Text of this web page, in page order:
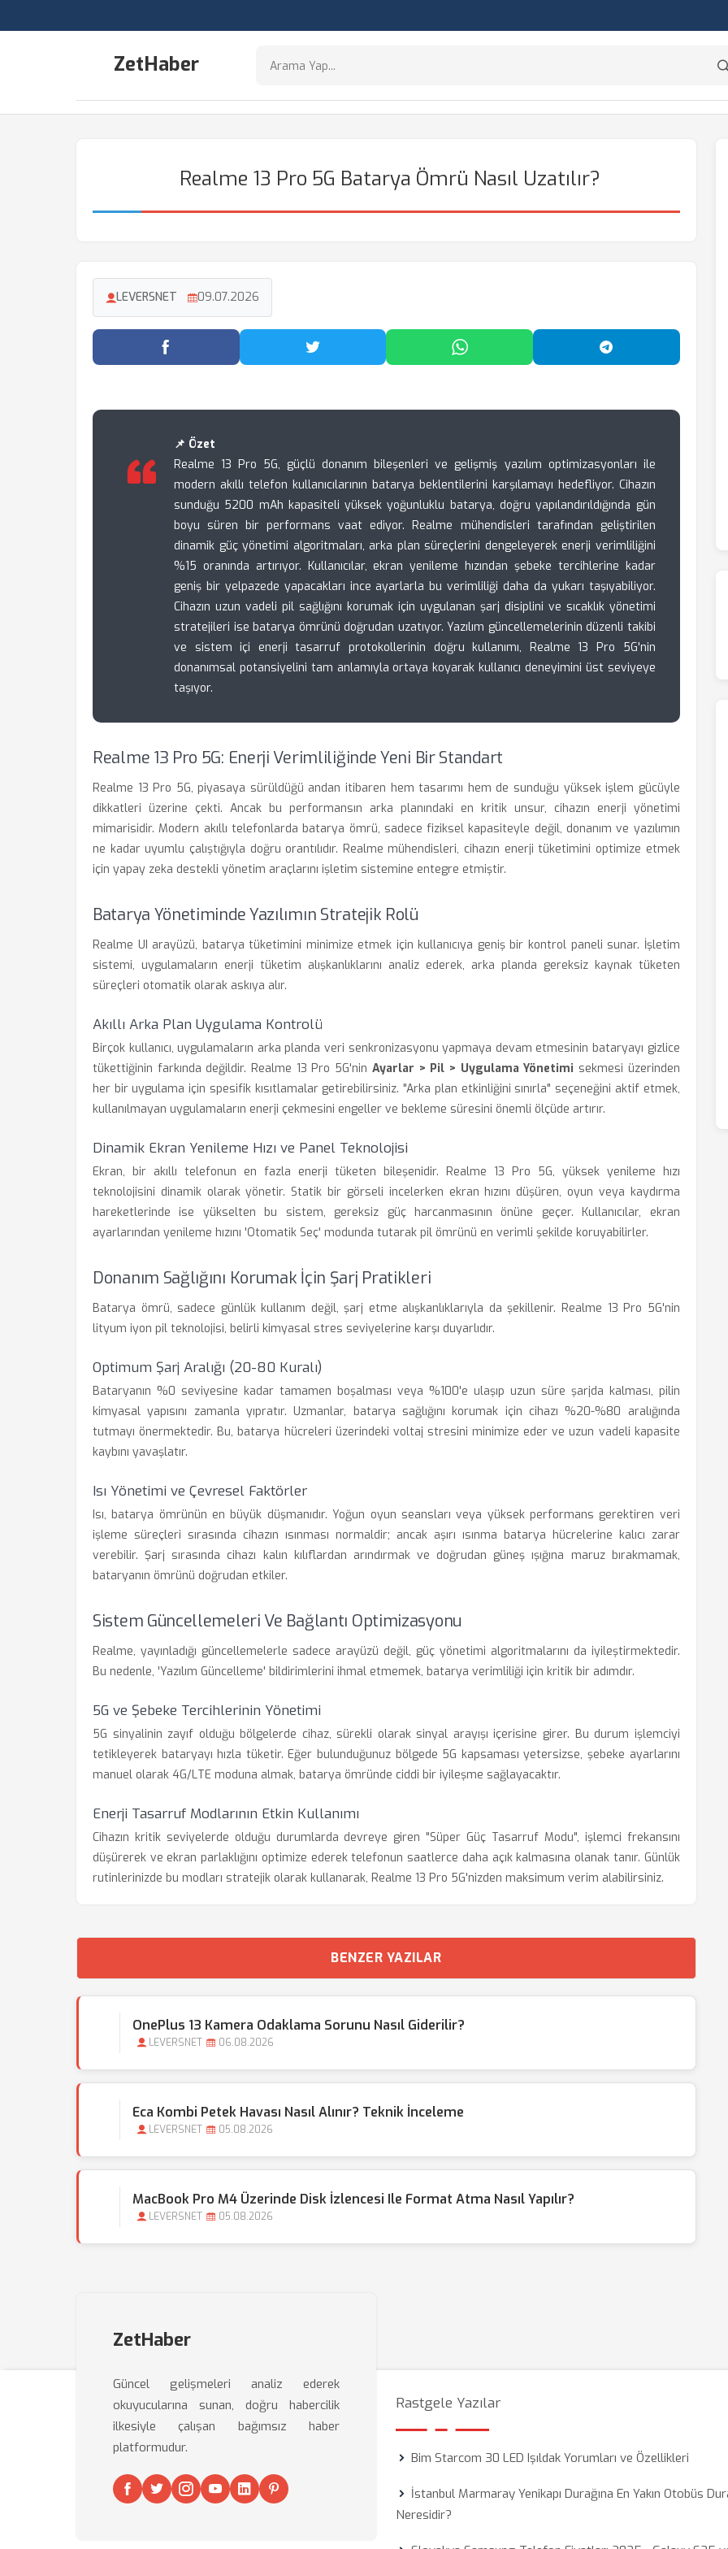
ZetHaber
Realme 13 Pro 5G Batarya Ömrü Nasıl Uzatılır?
LEVERSNET 09.07.2026
Facebook'ta Paylaş Twitter'da Paylaş WhatsApp'ta Paylaş Telegram'da
📌 Özet
Realme 13 Pro 5G, güçlü donanım bileşenleri ve gelişmiş yazılım optimizasyonları ile
modern akıllı telefon kullanıcılarının batarya beklentilerini karşılamayı hedefliyor. Cihazın
sunduğu 5200 mAh kapasiteli yüksek yoğunluklu batarya, doğru yapılandırıldığında gün
boyu süren bir performans vaat ediyor. Realme mühendisleri tarafından geliştirilen
dinamik güç yönetimi algoritmaları, arka plan süreçlerini dengeleyerek enerji verimliliğini
%15 oranında artırıyor. Kullanıcılar, ekran yenileme hızından şebeke tercihlerine kadar
geniş bir yelpazede yapacakları ince ayarlarla bu verimliliği daha da yukarı taşıyabiliyor.
Cihazın uzun vadeli pil sağlığını korumak için uygulanan şarj disiplini ve sıcaklık yönetimi
stratejileri ise batarya ömrünü doğrudan uzatıyor. Yazılım güncellemelerinin düzenli takibi
ve sistem içi enerji tasarruf protokollerinin doğru kullanımı, Realme 13 Pro 5G'nin
donanımsal potansiyelini tam anlamıyla ortaya koyarak kullanıcı deneyimini üst seviyeye
taşıyor.
Realme 13 Pro 5G: Enerji Verimliliğinde Yeni Bir Standart
Realme 13 Pro 5G, piyasaya sürüldüğü andan itibaren hem tasarımı hem de sunduğu yüksek işlem gücüyle
dikkatleri üzerine çekti. Ancak bu performansın arka planındaki en kritik unsur, cihazın enerji yönetimi
mimarisidir. Modern akıllı telefonlarda batarya ömrü, sadece fiziksel kapasiteyle değil, donanım ve yazılımın
ne kadar uyumlu çalıştığıyla doğru orantılıdır. Realme mühendisleri, cihazın enerji tüketimini optimize etmek
için yapay zeka destekli yönetim araçlarını işletim sistemine entegre etmiştir.
Batarya Yönetiminde Yazılımın Stratejik Rolü
Realme UI arayüzü, batarya tüketimini minimize etmek için kullanıcıya geniş bir kontrol paneli sunar. İşletim
sistemi, uygulamaların enerji tüketim alışkanlıklarını analiz ederek, arka planda gereksiz kaynak tüketen
süreçleri otomatik olarak askıya alır.
Akıllı Arka Plan Uygulama Kontrolü
Birçok kullanıcı, uygulamaların arka planda veri senkronizasyonu yapmaya devam etmesinin bataryayı gizlice
tükettiğinin farkında değildir. Realme 13 Pro 5G'nin Ayarlar > Pil > Uygulama Yönetimi sekmesi üzerinden
her bir uygulama için spesifik kısıtlamalar getirebilirsiniz. "Arka plan etkinliğini sınırla" seçeneğini aktif etmek,
kullanılmayan uygulamaların enerji çekmesini engeller ve bekleme süresini önemli ölçüde artırır.
Dinamik Ekran Yenileme Hızı ve Panel Teknolojisi
Ekran, bir akıllı telefonun en fazla enerji tüketen bileşenidir. Realme 13 Pro 5G, yüksek yenileme hızı
teknolojisini dinamik olarak yönetir. Statik bir görseli incelerken ekran hızını düşüren, oyun veya kaydırma
hareketlerinde ise yükselten bu sistem, gereksiz güç harcanmasının önüne geçer. Kullanıcılar, ekran
ayarlarından yenileme hızını 'Otomatik Seç' modunda tutarak pil ömrünü en verimli şekilde koruyabilirler.
Donanım Sağlığını Korumak İçin Şarj Pratikleri
Batarya ömrü, sadece günlük kullanım değil, şarj etme alışkanlıklarıyla da şekillenir. Realme 13 Pro 5G'nin
lityum iyon pil teknolojisi, belirli kimyasal stres seviyelerine karşı duyarlıdır.
Optimum Şarj Aralığı (20-80 Kuralı)
Bataryanın %0 seviyesine kadar tamamen boşalması veya %100'e ulaşıp uzun süre şarjda kalması, pilin
kimyasal yapısını zamanla yıpratır. Uzmanlar, batarya sağlığını korumak için cihazı %20-%80 aralığında
tutmayı önermektedir. Bu, batarya hücreleri üzerindeki voltaj stresini minimize eder ve uzun vadeli kapasite
kaybını yavaşlatır.
Isı Yönetimi ve Çevresel Faktörler
Isı, batarya ömrünün en büyük düşmanıdır. Yoğun oyun seansları veya yüksek performans gerektiren veri
işleme süreçleri sırasında cihazın ısınması normaldir; ancak aşırı ısınma batarya hücrelerine kalıcı zarar
verebilir. Şarj sırasında cihazı kalın kılıflardan arındırmak ve doğrudan güneş ışığına maruz bırakmamak,
bataryanın ömrünü doğrudan etkiler.
Sistem Güncellemeleri Ve Bağlantı Optimizasyonu
Realme, yayınladığı güncellemelerle sadece arayüzü değil, güç yönetimi algoritmalarını da iyileştirmektedir.
Bu nedenle, 'Yazılım Güncelleme' bildirimlerini ihmal etmemek, batarya verimliliği için kritik bir adımdır.
5G ve Şebeke Tercihlerinin Yönetimi
5G sinyalinin zayıf olduğu bölgelerde cihaz, sürekli olarak sinyal arayışı içerisine girer. Bu durum işlemciyi
tetikleyerek bataryayı hızla tüketir. Eğer bulunduğunuz bölgede 5G kapsaması yetersizse, şebeke ayarlarını
manuel olarak 4G/LTE moduna almak, batarya ömründe ciddi bir iyileşme sağlayacaktır.
Enerji Tasarruf Modlarının Etkin Kullanımı
Cihazın kritik seviyelerde olduğu durumlarda devreye giren "Süper Güç Tasarruf Modu", işlemci frekansını
düşürerek ve ekran parlaklığını optimize ederek telefonun saatlerce daha açık kalmasına olanak tanır. Günlük
rutinlerinizde bu modları stratejik olarak kullanarak, Realme 13 Pro 5G'nizden maksimum verim alabilirsiniz.
BENZER YAZILAR
OnePlus 13 Kamera Odaklama Sorunu Nasıl Giderilir?
LEVERSNET 06.08.2026
Eca Kombi Petek Havası Nasıl Alınır? Teknik İnceleme
LEVERSNET 05.08.2026
MacBook Pro M4 Üzerinde Disk İzlencesi Ile Format Atma Nasıl Yapılır?
LEVERSNET 05.08.2026
ZetHaber
Güncel gelişmeleri analiz ederek
okuyucularına sunan, doğru habercilik
ilkesiyle çalışan bağımsız haber
platformudur.
Rastgele Yazılar
Bim Starcom 30 LED Işıldak Yorumları ve Özellikleri
İstanbul Marmaray Yenikapı Durağına En Yakın Otobüs
Neresidir?